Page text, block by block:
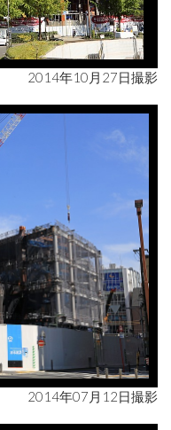
2014年10月27日撮影
2014年07月12日撮影